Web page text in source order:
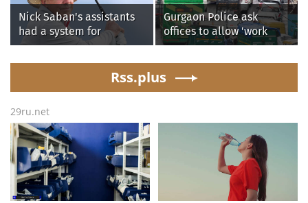
Nick Saban's assistants
had a system for
sneaking onto golf
Gurgaon Police ask
offices to allow 'work
from home' as heavy rain
Rss.plus
29ru.net